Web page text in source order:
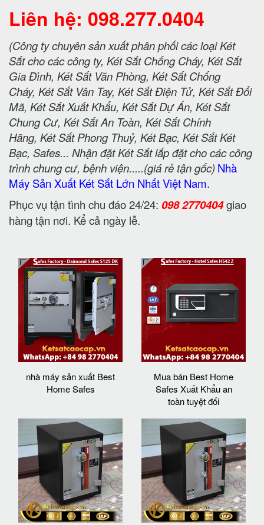
Liên hệ: 098.277.0404
(Công ty chuyên sản xuất phân phối các loại Két
Sắt cho các công ty, Két Sắt Chống Cháy, Két Sắt
Gia Đình, Két Sắt Văn Phòng, Két Sắt Chống
Cháy, Két Sắt Vân Tay, Két Sắt Điện Tử, Két Sắt Đổi
Mã, Két Sắt Xuất Khẩu, Két Sắt Dự Án, Két Sắt
Chung Cư, Két Sắt An Toàn, Két Sắt Chính
Hãng, Két Sắt Phong Thuỷ, Két Bạc, Két Sắt Két
Bạc, Safes... Nhận đặt Két Sắt lắp đặt cho các công
trình chung cư, bệnh viện.....(giá rẻ tận gốc) Nhà
Máy Sản Xuất Két Sắt Lớn Nhất Việt Nam.
Phục vụ tận tình chu đáo 24/24: 098 2770404giao
hàng tận nơi. Kể cả ngày lễ.
nhà máy sản xuất Best
Home Safes
Mua bán Best Home
Safes Xuất Khẩu an
toàn tuyệt đối